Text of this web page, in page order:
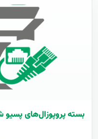
بسته پروپوزال‌های پسیو